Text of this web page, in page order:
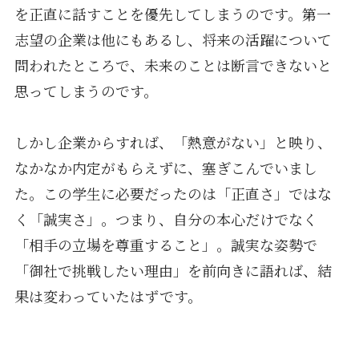
を正直に話すことを優先してしまうのです。第一
志望の企業は他にもあるし、将来の活躍について
問われたところで、未来のことは断言できないと
思ってしまうのです。
しかし企業からすれば、「熱意がない」と映り、
なかなか内定がもらえずに、塞ぎこんでいまし
た。この学生に必要だったのは「正直さ」ではな
く「誠実さ」。つまり、自分の本心だけでなく
「相手の立場を尊重すること」。誠実な姿勢で
「御社で挑戦したい理由」を前向きに語れば、結
果は変わっていたはずです。